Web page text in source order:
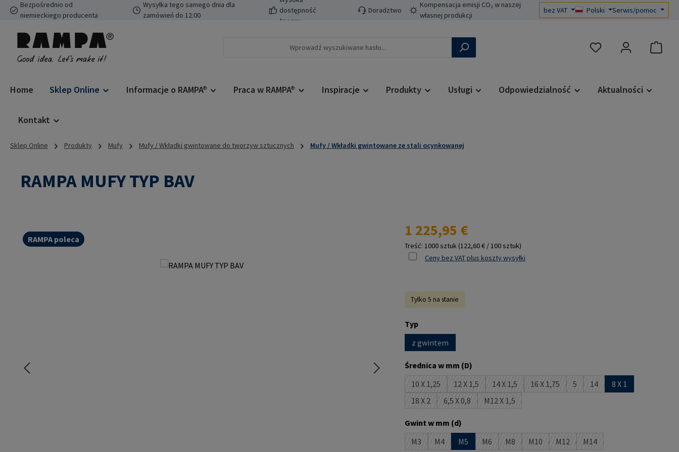
do głównej zawartości
Przejdź do wyszukiwania
Przejdź do głównej nawigacji
Bezpośrednio od
niemieckiego producenta
Wysyłka tego samego dnia dla
zamówień do 12:00
dostępność
towaru
Doradztwo
Kompensacja emisji CO₂ w naszej
własnej produkcji
bez VAT Polski Serwis/pomoc
Masz 0 przedmioty na
Home Sklep Online Informacje o RAMPA® Praca w RAMPA® Inspiracje Produkty Usługi Odpowiedzialność Aktualności
Kontakt
Sklep Online Produkty Mufy Mufy / Wkładki gwintowane do tworzyw sztucznych Mufy / Wkładki gwintowane ze stali ocynkowanej
RAMPA MUFY TYP BAV
RAMPA poleca
Cena regularna:
1 225,95 €
Treść: 1000 sztuk (122,60 € / 100 sztuk)
Ceny bez VAT plus koszty wysyłki
Tylko 5 na stanie
Wybierz
Typ
z gwintem
Wybierz
Średnica w mm (D)
10 X 1,25
(Ta opcja jest obecnie niedostępna.)
12 X 1,5
(Ta opcja jest obecnie niedostępna.)
14 X 1,5
(Ta opcja jest obecnie niedostępna.)
16 X 1,75
(Ta opcja jest obecnie niedostępna.)
5
(Ta opcja jest obecnie
14
(Ta opcja jest obecnie
8 X 1
18 X 2
(Ta opcja jest obecnie niedostępna.)
6,5 X 0,8
(Ta opcja jest obecnie niedostępna.)
M12 X 1,5
(Ta opcja jest obecnie niedostępna.)
Wybierz
Gwint w mm (d)
M3
(Ta opcja jest obecnie niedostępna.)
M4
(Ta opcja jest obecnie niedostępna.)
M5 M6
(Ta opcja jest obecnie niedostępna.)
M8
(Ta opcja jest obecnie niedostępna.)
M10
(Ta opcja jest obecnie niedostępna.)
M12
(Ta opcja jest obecnie niedostępna.)
M14
(Ta opcja jest obecnie